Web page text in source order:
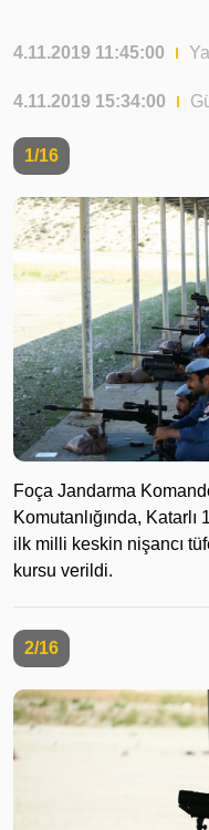
4.11.2019 11:45:00
4.11.2019 15:34:00
1/16
Foça Jandarma
Komutanlığında,
ilk milli keskin nişancı
kursu verildi.
2/16